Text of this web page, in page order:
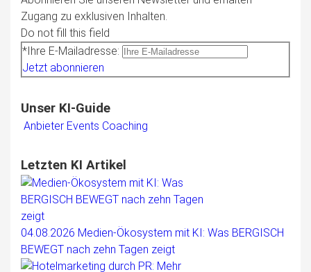
Zugang zu exklusiven Inhalten.
Do not fill this field
*Ihre E-Mailadresse:
Jetzt abonnieren
Unser KI-Guide
Anbieter Events Coaching
Letzten KI Artikel
04.08.2026 Medien-Ökosystem mit KI: Was BERGISCH
BEWEGT nach zehn Tagen zeigt